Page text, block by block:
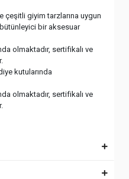
çeşitli giyim tarzlarına uygun
bir aksesuar
olmaktadır, sertifikalı ve
kutularında
olmaktadır, sertifikalı ve